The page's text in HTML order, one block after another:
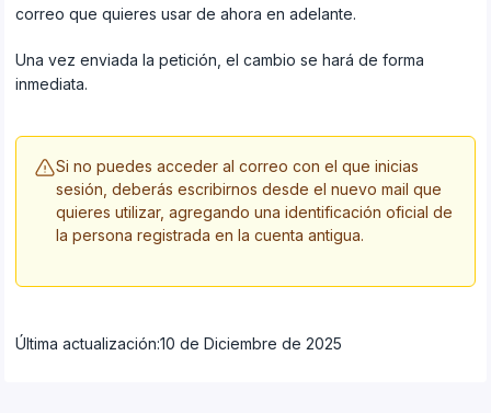
correo que quieres usar de ahora en adelante.
Una vez enviada la petición, el cambio se hará de forma
inmediata.
Si no puedes acceder al correo con el que inicias
sesión, deberás escribirnos desde el nuevo mail que
quieres utilizar, agregando una identificación oficial de
la persona registrada en la cuenta antigua.
Última actualización:10 de Diciembre de 2025